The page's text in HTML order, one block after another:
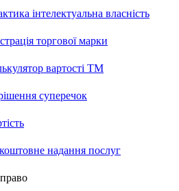
інтелектуальна власність
торгової марки
вартості ТМ
суперечок
надання послуг